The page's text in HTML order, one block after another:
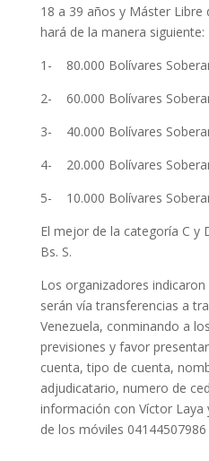
18 a 39 años y Máster Libre
hará de la manera siguiente:
1- 80.000 Bolívares
2- 60.000 Bolívares
3- 40.000 Bolívares
4- 20.000 Bolívares
5- 10.000 Bolívares
El mejor de la categoría C y
Bs. S.
Los organizadores
serán vía transferencias a
Venezuela, conminando a
previsiones y favor
cuenta, tipo de cuenta,
adjudicatario, numero de
información con Víctor Laya
de los móviles